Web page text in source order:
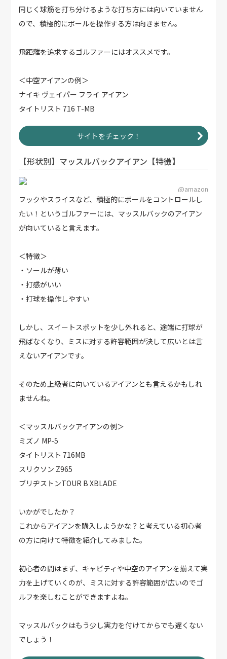
同じく球筋を打ち分けるような打ち方には向いていません
ので、積極的にボールを操作する方は向きません。
飛距離を追求するゴルファーにはオススメです。
＜中空アイアンの例＞
ナイキ ヴェイパー フライ アイアン
タイトリスト 716 T-MB
サイトをチェック！
【形状別】マッスルバックアイアン【特徴】
@amazon
フックやスライスなど、積極的にボールをコントロールし
たい！というゴルファーには、マッスルバックのアイアン
が向いていると言えます。
＜特徴＞
・ソールが薄い
・打感がいい
・打球を操作しやすい
しかし、スイートスポットを少し外れると、途端に打球が
飛ばなくなり、ミスに対する許容範囲が決して広いとは言
えないアイアンです。
そのため上級者に向いているアイアンとも言えるかもしれ
ませんね。
＜マッスルバックアイアンの例＞
ミズノ MP-5
タイトリスト 716MB
スリクソン Z965
ブリヂストンTOUR B XBLADE
いかがでしたか？
これからアイアンを購入しようかな？と考えている初心者
の方に向けて特徴を紹介してみました。
初心者の間はまず、キャビティや中空のアイアンを揃えて実
力を上げていくのが、ミスに対する許容範囲が広いのでゴ
ルフを楽しむことができますよね。
マッスルバックはもう少し実力を付けてからでも遅くない
でしょう！